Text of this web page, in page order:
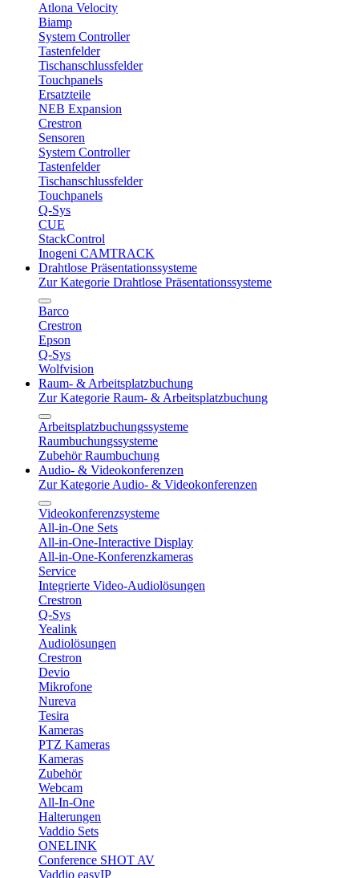
Atlona Velocity
Biamp
System Controller
Tastenfelder
Tischanschlussfelder
Touchpanels
Ersatzteile
NEB Expansion
Crestron
Sensoren
System Controller
Tastenfelder
Tischanschlussfelder
Touchpanels
Q-Sys
CUE
StackControl
Inogeni CAMTRACK
Drahtlose Präsentationssysteme
Zur Kategorie Drahtlose Präsentationssysteme
Barco
Crestron
Epson
Q-Sys
Wolfvision
Raum- & Arbeitsplatzbuchung
Zur Kategorie Raum- & Arbeitsplatzbuchung
Arbeitsplatzbuchungssysteme
Raumbuchungssysteme
Zubehör Raumbuchung
Audio- & Videokonferenzen
Zur Kategorie Audio- & Videokonferenzen
Videokonferenzsysteme
All-in-One Sets
All-in-One-Interactive Display
All-in-One-Konferenzkameras
Service
Integrierte Video-Audiolösungen
Crestron
Q-Sys
Yealink
Audiolösungen
Crestron
Devio
Mikrofone
Nureva
Tesira
Kameras
PTZ Kameras
Kameras
Zubehör
Webcam
All-In-One
Halterungen
Vaddio Sets
ONELINK
Conference SHOT AV
Vaddio easyIP